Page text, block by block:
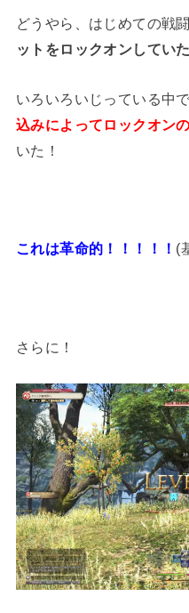
どうやら、はじめての戦
ットをロックオンしていた
いろいろいじっている中で
込みによってロックオン
いた！
これは革命的！！！！！ (
さらに！